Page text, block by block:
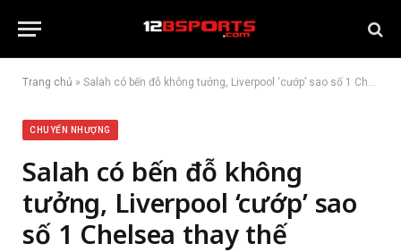
Trang chủ » Salah có bến đỗ không tưởng, Liverpool ‘cướp’ sao số 1 Chelsea thay thế
CHUYỂN NHƯỢNG
Salah có bến đỗ không
tưởng, Liverpool ‘cướp’ sao
số 1 Chelsea thay thế